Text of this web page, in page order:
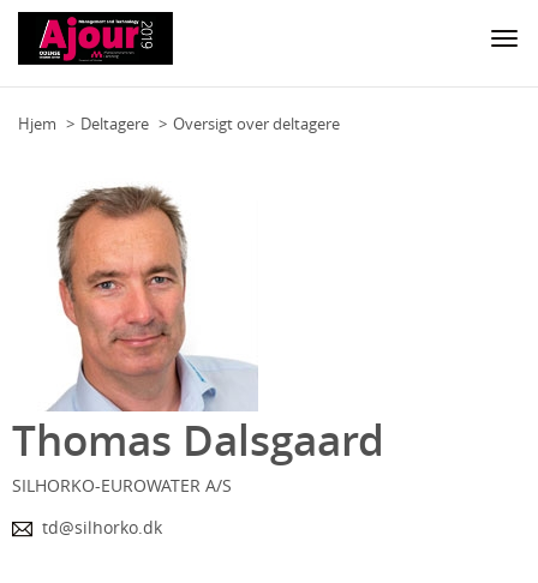
Hjem Deltagere Oversigt over deltagere
Thomas Dalsgaard
SILHORKO-EUROWATER A/S
td@silhorko.dk